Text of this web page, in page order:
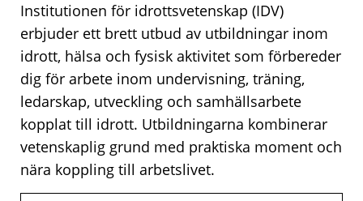
Institutionen för idrottsvetenskap (IDV)
erbjuder ett brett utbud av utbildningar inom
idrott, hälsa och fysisk aktivitet som förbereder
dig för arbete inom undervisning, träning,
ledarskap, utveckling och samhällsarbete
kopplat till idrott. Utbildningarna kombinerar
vetenskaplig grund med praktiska moment och
nära koppling till arbetslivet.